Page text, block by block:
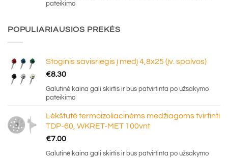
pateikimo
POPULIARIAUSIOS PREKĖS
Stoginis savisriegis į medį 4,8x25 (įv. spalvos)
€8.30
Galutinė kaina gali skirtis ir bus patvirtinta po užsakymo
pateikimo
Lėkštutė termoizoliacinėms medžiagoms tvirtinti
TDP-60, WKRET-MET 100vnt
€7.00
Galutinė kaina gali skirtis ir bus patvirtinta po užsakymo